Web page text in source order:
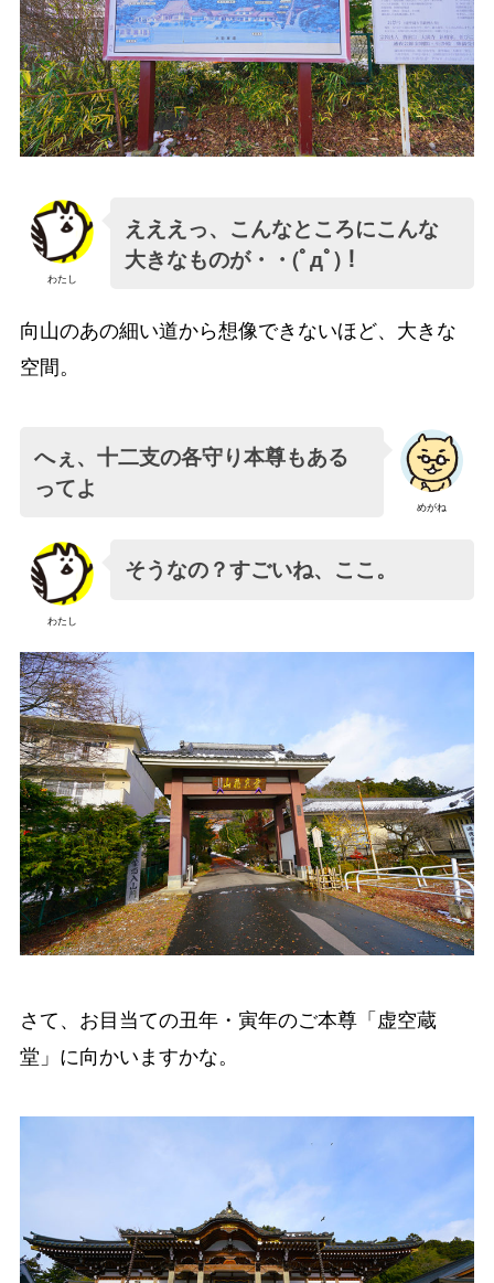
わたし
えええっ、こんなところにこんな
大きなものが・・(ﾟдﾟ)！
向山のあの細い道から想像できないほど、大きな
空間。
めがね
へぇ、十二支の各守り本尊もある
ってよ
わたし
そうなの？すごいね、ここ。
さて、お目当ての丑年・寅年のご本尊「虚空蔵
堂」に向かいますかな。